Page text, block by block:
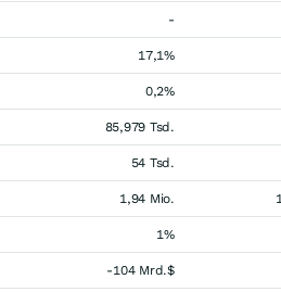
-
17,1%
0,2%
85,979 Tsd.
54 Tsd.
1,94 Mio.
1%
-104 Mrd.$